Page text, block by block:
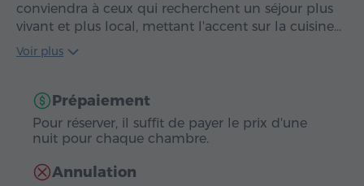
conviendra à ceux qui recherchent un séjour plus
vivant et plus local, mettant l'accent sur la cuisine…
Voir plus
Prépaiement
Pour réserver, il suffit de payer le prix d'une
nuit pour chaque chambre.
Annulation